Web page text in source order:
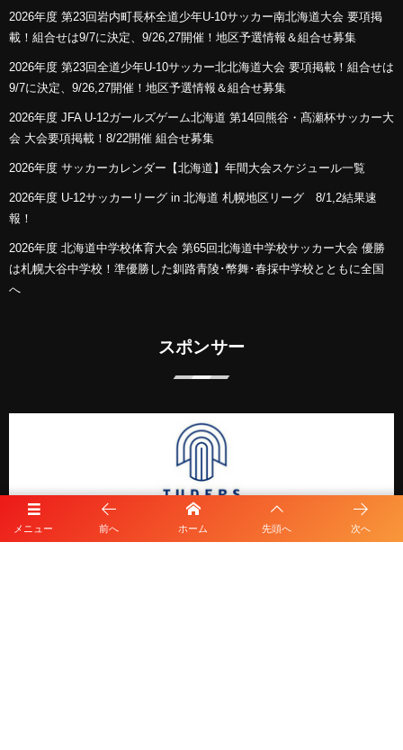
メニュー 前へ ホーム 先頭へ 次へ
2026年度 第23回岩内町長杯全道少年U-10サッカー南北海道大会 要項掲
載！組合せは9/7に決定、9/26,27開催！地区予選情報＆組合せ募集
2026年度 第23回全道少年U-10サッカー北北海道大会 要項掲載！組合せは
9/7に決定、9/26,27開催！地区予選情報＆組合せ募集
2026年度 JFA U-12ガールズゲーム北海道 第14回熊谷・髙瀬杯サッカー大
会 大会要項掲載！8/22開催 組合せ募集
2026年度 サッカーカレンダー【北海道】年間大会スケジュール一覧
2026年度 U-12サッカーリーグ in 北海道 札幌地区リーグ 8/1,2結果速
報！
2026年度 北海道中学校体育大会 第65回北海道中学校サッカー大会 優勝
は札幌大谷中学校！準優勝した釧路青陵･幣舞･春採中学校とともに全国
へ
スポンサー